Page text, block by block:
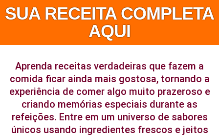
SUA RECEITA COMPLETA
AQUI
Aprenda receitas verdadeiras que fazem a
comida ficar ainda mais gostosa, tornando a
experiência de comer algo muito prazeroso e
criando memórias especiais durante as
refeições. Entre em um universo de sabores
únicos usando ingredientes frescos e jeitos